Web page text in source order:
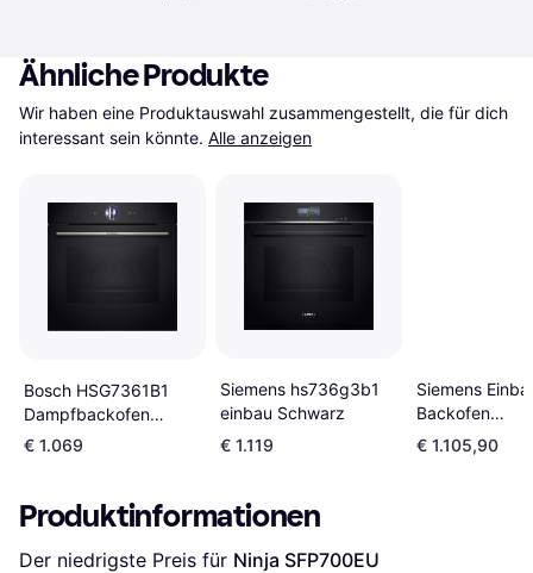
Ähnliche Produkte
Wir haben eine Produktauswahl zusammengestellt, die für dich
interessant sein könnte. Alle anzeigen
Bosch HSG7361B1
Dampfbackofen
Schwarz
€ 1.069
Siemens hs736g3b1
einbau Schwarz
€ 1.119
Siemens
Backofen
HM736GAB1
Extra Rabatt
€ 1.105,90
Produktinformationen
Der niedrigste Preis für Ninja SFP700EU